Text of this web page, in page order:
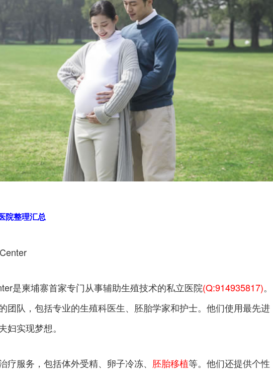
院整理汇总
是柬埔寨首家专门从事辅助生殖技术的私立医院(Q:914935817)。
团队，包括专业的生殖科医生、胚胎学家和护士。他们使用最先进
妇实现梦想。
服务，包括体外受精、卵子冷冻、 胚胎移植等。他们还提供个性